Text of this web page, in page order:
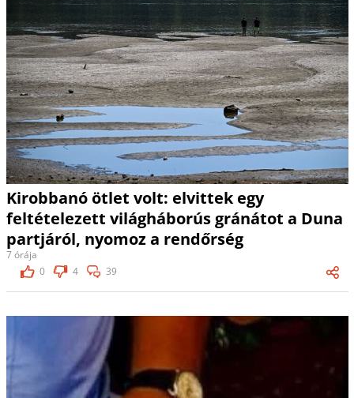
Kirobbanó ötlet volt: elvittek egy
feltételezett világháborús gránátot a Duna
partjáról, nyomoz a rendőrség
7 órája
0
4 39